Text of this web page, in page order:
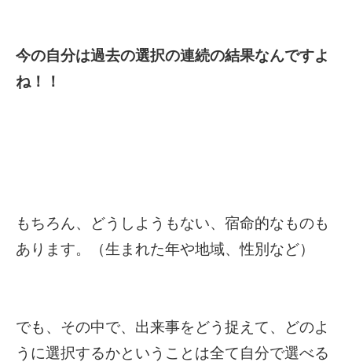
今の自分は過去の選択の連続の結果なんですよ
ね！！
もちろん、どうしようもない、宿命的なものも
あります。（生まれた年や地域、性別など）
でも、その中で、出来事をどう捉えて、どのよ
うに選択するかということは全て自分で選べる